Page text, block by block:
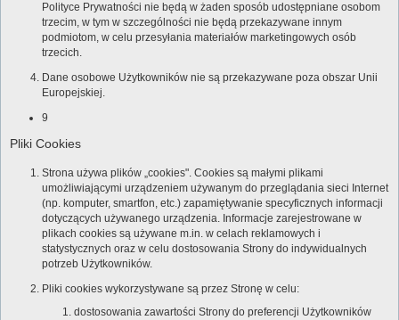
Polityce Prywatności nie będą w żaden sposób udostępniane osobom
trzecim, w tym w szczególności nie będą przekazywane innym
podmiotom, w celu przesyłania materiałów marketingowych osób
trzecich.
Dane osobowe Użytkowników nie są przekazywane poza obszar Unii
Europejskiej.
9
Pliki Cookies
Strona używa plików „cookies". Cookies są małymi plikami
umożliwiającymi urządzeniem używanym do przeglądania sieci Internet
(np. komputer, smartfon, etc.) zapamiętywanie specyficznych informacji
dotyczących używanego urządzenia. Informacje zarejestrowane w
plikach cookies są używane m.in. w celach reklamowych i
statystycznych oraz w celu dostosowania Strony do indywidualnych
potrzeb Użytkowników.
Pliki cookies wykorzystywane są przez Stronę w celu:
dostosowania zawartości Strony do preferencji Użytkowników